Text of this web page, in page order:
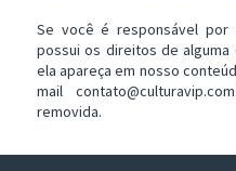
Se você é responsável por
possui os direitos de alguma
ela apareça em nosso
mail
removida.